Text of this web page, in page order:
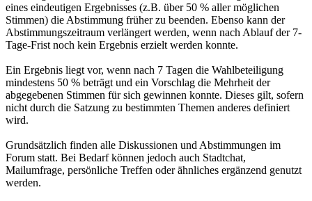
eines eindeutigen Ergebnisses (z.B. über 50 % aller möglichen
Stimmen) die Abstimmung früher zu beenden. Ebenso kann der
Abstimmungszeitraum verlängert werden, wenn nach Ablauf der 7-
Tage-Frist noch kein Ergebnis erzielt werden konnte.
Ein Ergebnis liegt vor, wenn nach 7 Tagen die Wahlbeteiligung
mindestens 50 % beträgt und ein Vorschlag die Mehrheit der
abgegebenen Stimmen für sich gewinnen konnte. Dieses gilt, sofern
nicht durch die Satzung zu bestimmten Themen anderes definiert
wird.
Grundsätzlich finden alle Diskussionen und Abstimmungen im
Forum statt. Bei Bedarf können jedoch auch Stadtchat,
Mailumfrage, persönliche Treffen oder ähnliches ergänzend genutzt
werden.